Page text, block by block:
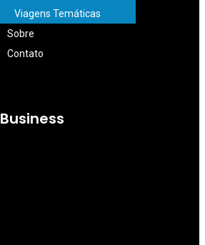
Viagens Temáticas
Sobre
Contato
Business